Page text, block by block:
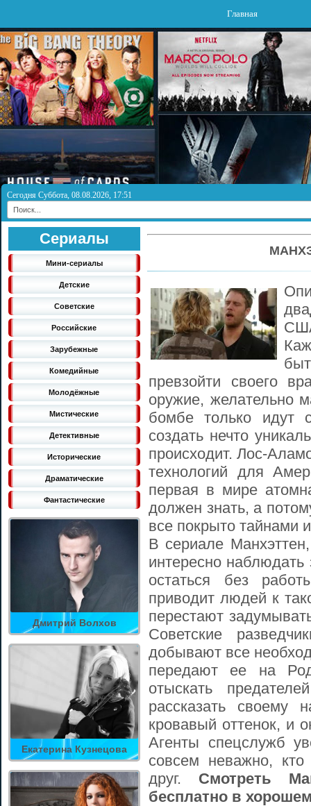
Главная
Сегодня Суббота, 08.08.2026, 17:51
Сериалы
Мини-сериалы
Детские
Советские
Российские
Зарубежные
Комедийные
Молодёжные
Мистические
Детективные
Исторические
Драматические
Фантастические
Дмитрий Волхов
Екатерина Кузнецова
превзойти своего
оружие, желательно
бомбе только идут
создать нечто
происходит. Лос-
технологий для
первая в мире
должен знать, а
все покрыто тайнами
В сериале
интересно
остаться без
приводит людей к
перестают
Советские
добывают все
передают ее на
отыскать
рассказать своему
кровавый оттенок, и
Агенты спецслужб
совсем неважно,
друг. Смотреть
бесплатно в